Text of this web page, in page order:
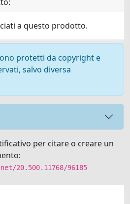
a questo prodotto.
protetti da copyright e
salvo diversa
per citare o creare un
20.500.11768/96185